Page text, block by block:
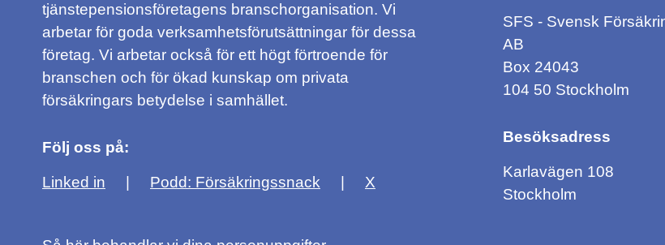
tjänstepensionsföretagens branschorganisation. Vi
arbetar för goda verksamhetsförutsättningar för dessa
företag. Vi arbetar också för ett högt förtroende för
branschen och för ökad kunskap om privata
försäkringars betydelse i samhället.
Följ oss på:
Linked in Podd: Försäkringssnack X
SFS - Svensk
AB
Box 24043
104 50 Stockholm
Besöksadress
Karlavägen 108
Stockholm